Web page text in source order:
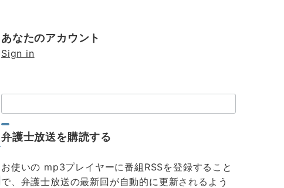
あなたのアカウント
Sign in
索：
弁護士放送を購読する
お使いの mp3プレイヤーに番組RSSを登録すること
で、弁護士放送の最新回が自動的に更新されるよう